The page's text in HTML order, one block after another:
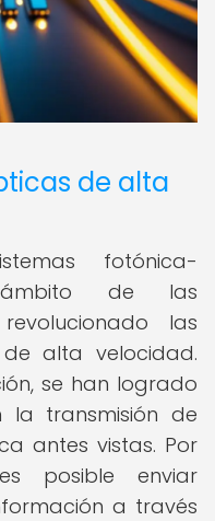
de alta
fotónica-
de las
las
alta velocidad.
se han logrado
la transmisión de
antes vistas. Por
posible enviar
a través